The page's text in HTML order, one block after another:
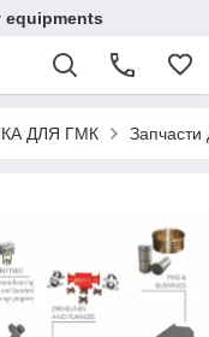
equipments
ДЛЯ ГМК